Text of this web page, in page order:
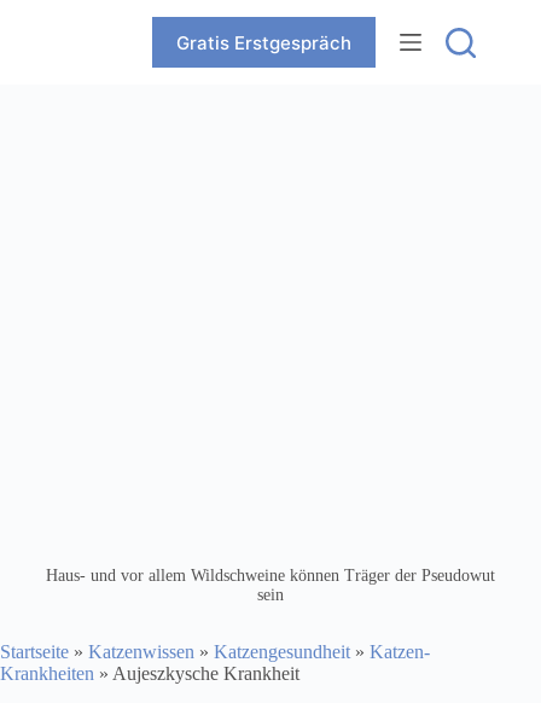
Gratis Erstgespräch
Haus- und vor allem Wildschweine können Träger der Pseudowut
sein
Startseite » Katzenwissen » Katzengesundheit » Katzen-
Krankheiten » Aujeszkysche Krankheit